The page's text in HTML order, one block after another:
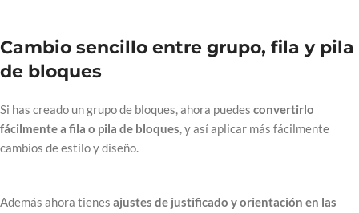
Cambio sencillo entre grupo, fila y pila
de bloques
Si has creado un grupo de bloques, ahora puedes convertirlo
fácilmente a fila o pila de bloques, y así aplicar más fácilmente
cambios de estilo y diseño.
Además ahora tienes ajustes de justificado y orientación en las